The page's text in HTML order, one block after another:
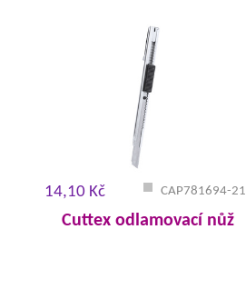
14,10 Kč CAP781694-21
Cuttex odlamovací nůž